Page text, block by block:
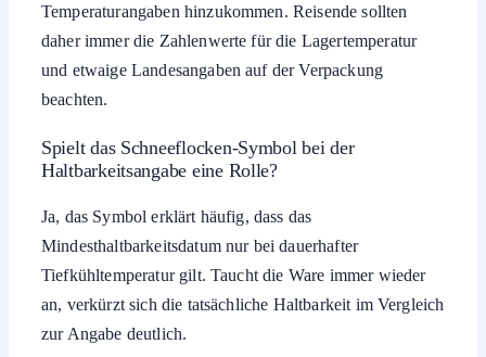
Temperaturangaben hinzukommen. Reisende sollten
daher immer die Zahlenwerte für die Lagertemperatur
und etwaige Landesangaben auf der Verpackung
beachten.
Spielt das Schneeflocken-Symbol bei der
Haltbarkeitsangabe eine Rolle?
Ja, das Symbol erklärt häufig, dass das
Mindesthaltbarkeitsdatum nur bei dauerhafter
Tiefkühltemperatur gilt. Taucht die Ware immer wieder
an, verkürzt sich die tatsächliche Haltbarkeit im Vergleich
zur Angabe deutlich.